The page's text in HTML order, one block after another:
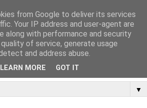
▼
from Google to deliver its services
Your IP address and user-agent are
along with performance and security
of service, generate usage
and address abuse.
LEARN MORE GOT IT